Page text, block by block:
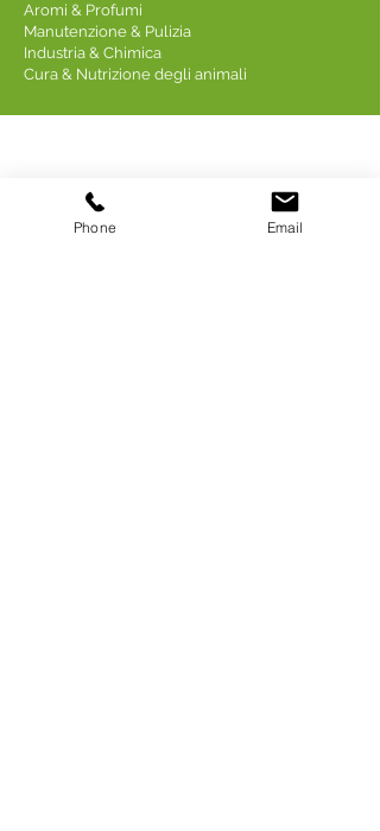
Aromi & Profumi
Manutenzione & Pulizia
Industria & Chimica
Cura & Nutrizione degli animali
Phone Email